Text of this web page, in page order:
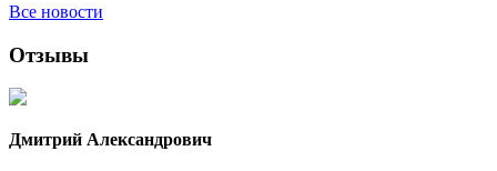
Все новости
Отзывы
Дмитрий Александрович